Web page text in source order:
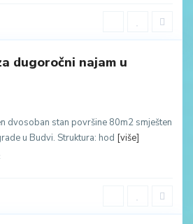
dugoročni najam u
dvosoban stan površine 80m2 smješten
u Budvi. Struktura: hod [više]